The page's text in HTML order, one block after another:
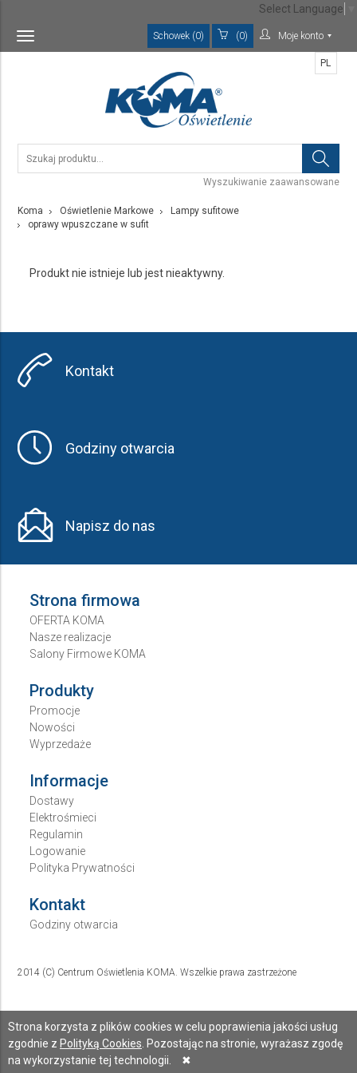
Toggle
navigation
Strona korzysta z plików cookies w celu poprawienia jakości usług
zgodnie z Polityką Cookies . Pozostając na stronie, wyrażasz zgodę
na wykorzystanie tej technologii.
✖
Schowek (0) (0) Moje konto
Wyszukiwanie zaawansowane
PL
Koma Oświetlenie Markowe
Lampy sufitowe
oprawy wpuszczane w sufit
Produkt nie istnieje lub jest nieaktywny.
Kontakt
Godziny otwarcia
Napisz do nas
Strona firmowa
OFERTA KOMA
Nasze realizacje
Salony Firmowe KOMA
Produkty
Promocje
Nowości
Wyprzedaże
Informacje
Dostawy
Elektrośmieci
Regulamin
Logowanie
Polityka Prywatności
Kontakt
Godziny otwarcia
2014 (C) Centrum Oświetlenia KOMA. Wszelkie prawa zastrzeżone
Select Language